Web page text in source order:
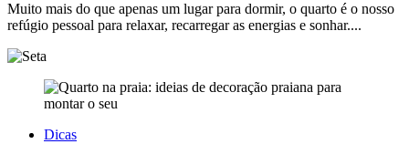
Muito mais do que apenas um lugar para dormir, o quarto é o nosso
refúgio pessoal para relaxar, recarregar as energias e sonhar....
Dicas